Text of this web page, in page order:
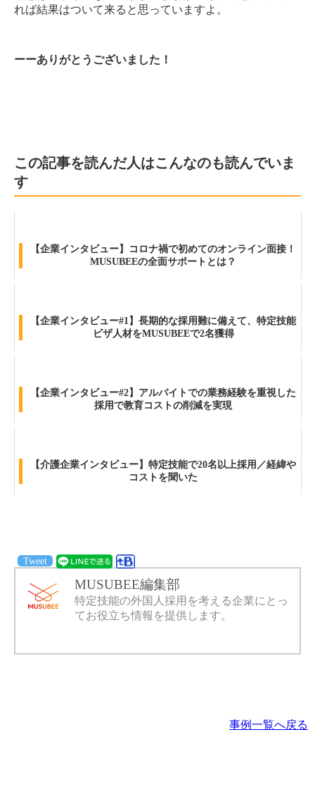
れば結果はついて来ると思っていますよ。
ーーありがとうございました！
この記事を読んだ人はこんなのも読んでいま
す
【企業インタビュー】コロナ禍で初めてのオンライン面接！
MUSUBEEの全面サポートとは？
【企業インタビュー#1】長期的な採用難に備えて、特定技能
ビザ人材をMUSUBEEで2名獲得
【企業インタビュー#2】アルバイトでの業務経験を重視した
採用で教育コストの削減を実現
【介護企業インタビュー】特定技能で20名以上採用／経緯や
コストを聞いた
Tweet
MUSUBEE編集部
特定技能の外国人採用を考える企業にとっ
てお役立ち情報を提供します。
事例一覧へ戻る